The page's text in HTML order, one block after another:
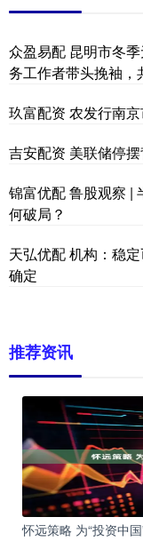
众盈易配 昆明市冬
务工作者带头挽袖
玖富配资 农发行南
吉安配资 美联储停
锦富优配 鲁股观察 |
何破局？
天弘优配 机构：稳
确定
推荐资讯
怀远策略 为“投资中